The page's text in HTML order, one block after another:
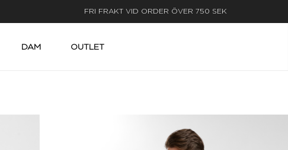
LEVERANS INOM 3-5 ARBETSDAGAR
DAM OUTLET